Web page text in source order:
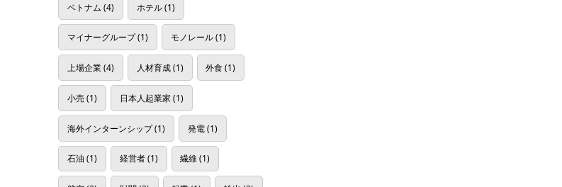
ベトナム (4) ホテル(1)
マイナーグループ(1) モノレール(1)
上場企業(4) 人材育成(1) 外食(1)
小売(1) 日本人起業家 (1)
海外インターンシップ(1) 発電(1)
石油 (1) 経営者(1) 繊維(1)